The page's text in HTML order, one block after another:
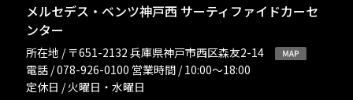
メルセデス・ベンツ神戸西 サーティファイドカーセ
ンター
所在地 / 〒651-2132 兵庫県神戸市西区森友2-14
電話 / 078-926-0100 営業時間 / 10:00〜18:00
定休日 / 火曜日・水曜日